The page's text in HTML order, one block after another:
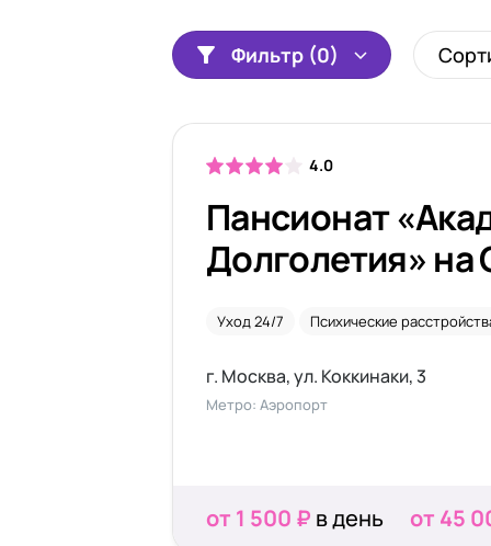
Фильтр (0)
4.0
Пансионат
Долголетия» на
Уход 24/7 Психические
г. Москва, ул. Коккинаки, 3
Метро: Аэропорт
от 1 500 ₽ в день от 45